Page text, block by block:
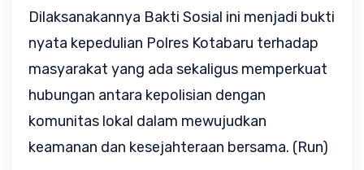
Dilaksanakannya Bakti Sosial ini menjadi bukti
nyata kepedulian Polres Kotabaru terhadap
masyarakat yang ada sekaligus memperkuat
hubungan antara kepolisian dengan
komunitas lokal dalam mewujudkan
keamanan dan kesejahteraan bersama. (Run)